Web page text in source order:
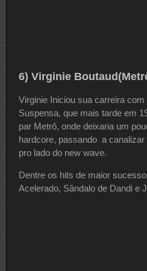
6) Virginie
Virginie Iniciou sua carreira com
Suspensa, que mais tarde em
par Metrô, onde deixaria um
hardcore, passando a
pro lado do new wave.
Dentre os hits de maior
Acelerado, Sândalo de Dandi e